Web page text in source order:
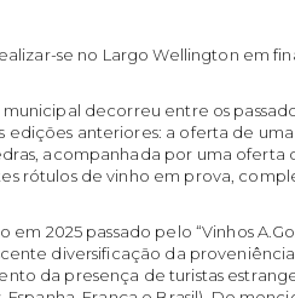
se no Largo Wellington em
decorreu entre os
anteriores: a oferta de
acompanhada por uma oferta
rótulos de vinho em prova,
em 2025 passado pelo “Vinhos
diversificação da
da presença de turistas